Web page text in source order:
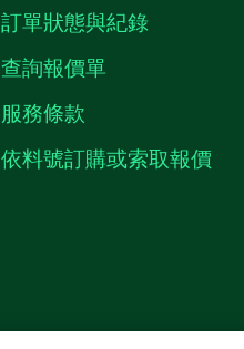
訂單狀態與紀錄
查詢報價單
服務條款
依料號訂購或索取報價